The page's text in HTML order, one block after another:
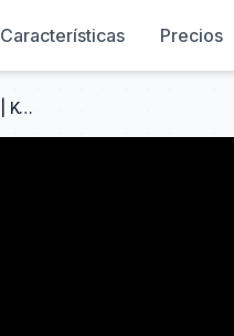
Características Precios
ΤΟ ΣΟΪ ΣΟΥ 2025 | Τροφή για σκέψη | Καλύτερη οικογενειακή αστεία στιγμή | #1080p